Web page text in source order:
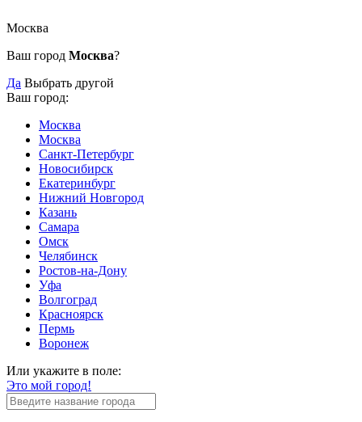
Москва
Ваш город Москва?
Да Выбрать другой
Ваш город:
Москва
Москва
Санкт-Петербург
Новосибирск
Екатеринбург
Нижний Новгород
Казань
Самара
Омск
Челябинск
Ростов-на-Дону
Уфа
Волгоград
Красноярск
Пермь
Воронеж
Или укажите в поле:
Это мой город!